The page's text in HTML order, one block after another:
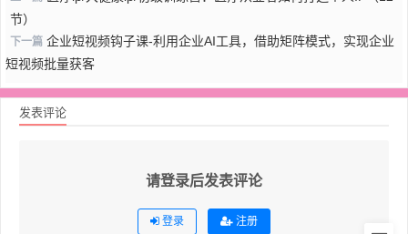
节）
下一篇 企业短视频钩子课-利用企业AI工具，借助矩阵模式，实现企业
短视频批量获客
发表评论
请登录后发表评论
登录 注册